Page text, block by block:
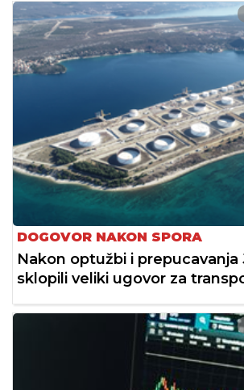
DOGOVOR NAKON SPORA
Nakon optužbi i prepucavanja
sklopili veliki ugovor za